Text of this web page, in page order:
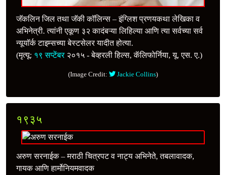
जॅकलिन जिल तथा जॅकी कॉलिन्स – इंग्लिश प्रणयकथा लेखिका व
अभिनेत्री. त्यांनी एकूण ३२ कादंबऱ्या लिहिल्या आणि त्या सर्वच्या सर्व
न्यूयॉर्क टाइम्सच्या बेस्टसेलर यादीत होत्या.
(मृत्यू: १९ सप्टेंबर२०१५ - बेव्हरली हिल्स, कॅलिफोर्निया, यू. एस. ए.)
(Image Credit: Jackie Collins)
१९३५
अरुण सरनाईक – मराठी चित्रपट व नाट्य अभिनेते, तबलावादक,
गायक आणि हार्मोनियमवादक